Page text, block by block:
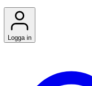
Logga in